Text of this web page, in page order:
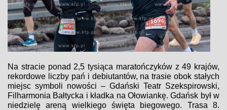
Na stracie ponad 2,5 tysiąca maratończyków z 49 krajów,
rekordowe liczby pań i debiutantów, na trasie obok stałych
miejsc symboli nowości – Gdański Teatr Szekspirowski,
Filharmonia Bałtycka i kładka na Ołowiankę. Gdańsk był w
niedzielę areną wielkiego święta biegowego. Trasa 8.